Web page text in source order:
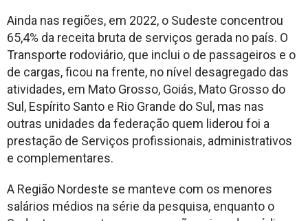
Ainda nas regiões, em 2022, o Sudeste concentrou
65,4% da receita bruta de serviços gerada no país. O
Transporte rodoviário, que inclui o de passageiros e o
de cargas, ficou na frente, no nível desagregado das
atividades, em Mato Grosso, Goiás, Mato Grosso do
Sul, Espírito Santo e Rio Grande do Sul, mas nas
outras unidades da federação quem liderou foi a
prestação de Serviços profissionais, administrativos
e complementares.
A Região Nordeste se manteve com os menores
salários médios na série da pesquisa, enquanto o